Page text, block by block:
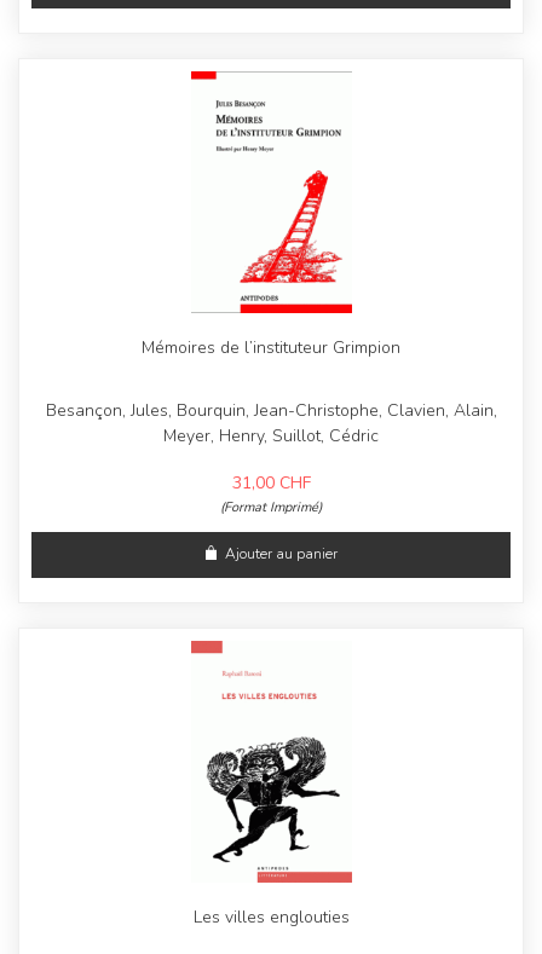
Mémoires de l’instituteur Grimpion
Besançon, Jules, Bourquin, Jean-Christophe, Clavien, Alain,
Meyer, Henry, Suillot, Cédric
31,00 CHF
(Format Imprimé)
Ajouter au panier
Les villes englouties